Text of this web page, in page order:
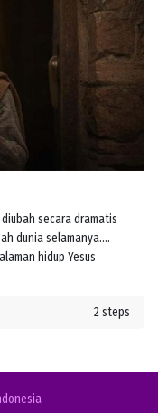
secara dramatis
dunia selamanya.
hidup Yesus
2 steps